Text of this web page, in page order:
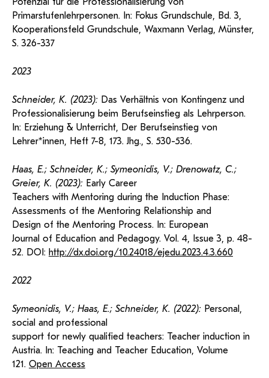
Primarstufenlehrpersonen. In: Fokus Grundschule, Bd. 3,
Kooperationsfeld Grundschule, Waxmann Verlag, Münster,
S. 326-337
2023
Schneider, K. (2023): Das Verhältnis von Kontingenz und
Professionalisierung beim Berufseinstieg als Lehrperson.
In: Erziehung & Unterricht, Der Berufseinstieg von
Lehrer*innen, Heft 7-8, 173. Jhg., S. 530-536.
Haas, E.; Schneider, K.; Symeonidis, V.; Drenowatz, C.;
Greier, K. (2023): Early Career
Teachers with Mentoring during the Induction Phase:
Assessments of the Mentoring Relationship and
Design of the Mentoring Process. In: European
Journal of Education and Pedagogy. Vol. 4, Issue 3, p. 48-
52. DOI: http://dx.doi.org/10.24018/ejedu.2023.4.3.660
2022
Symeonidis, V.; Haas, E.; Schneider, K. (2022): Personal,
social and professional
support for newly qualified teachers: Teacher induction in
Austria. In: Teaching and Teacher Education, Volume
121. Open Access